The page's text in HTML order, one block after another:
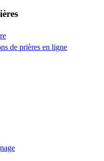
de prières en ligne